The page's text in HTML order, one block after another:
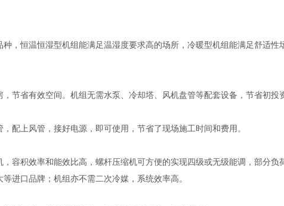
，恒温恒湿型机组能满足温湿度要求高的场所，冷暖型机组能满足舒适性
节省有效空间。机组无需水泵、冷却塔、风机盘管等配套设备，节省初投
配上风管，接好电源，即可使用，节省了现场施工时间和费用。
容积效率和能效比高，螺杆压缩机可方便的实现四级或无级能调，部分负
进口品牌；机组亦不需二次冷媒，系统效率高。